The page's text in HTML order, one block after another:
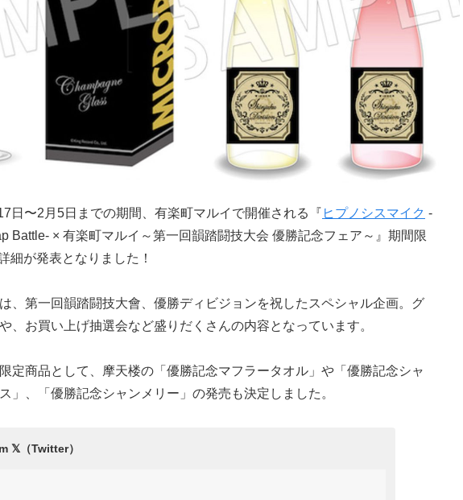
日〜2月5日までの期間、有楽町マルイで開催される『 ヒプノシスマイク -
Battle- × 有楽町マルイ～第一回韻踏闘技大会 優勝記念フェア～』期間限
細が発表となりました！
、第一回韻踏闘技大會、優勝ディビジョンを祝したスペシャル企画。グ
、お買い上げ抽選会など盛りだくさんの内容となっています。
定商品として、摩天楼の「優勝記念マフラータオル」や「優勝記念シャ
」、「優勝記念シャンメリー」の発売も決定しました。